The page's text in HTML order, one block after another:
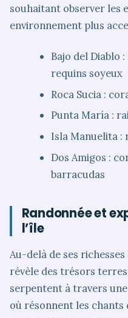
souhaitant observer les
environnement plus
Bajo del Diablo
requins soyeux
Roca Sucia :
Punta María :
Isla Manuelita :
Dos Amigos :
barracudas
Randonnée et
l’île
Au-delà de ses
révèle des trésors
serpentent à travers
où résonnent les chants